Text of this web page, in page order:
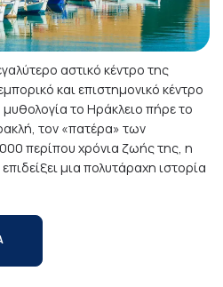
αστικό κέντρο της
και επιστημονικό κέντρο
το Ηράκλειο πήρε το
τον «πατέρα» των
περίπου χρόνια ζωής της, η
μια πολυτάραχη ιστορία